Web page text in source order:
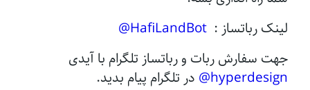
لینک رباتساز :HafiLandBot@
جهت سفارش ربات و رباتساز تلگرام با آیدی
hyperdesign@ در تلگرام پیام بدید.